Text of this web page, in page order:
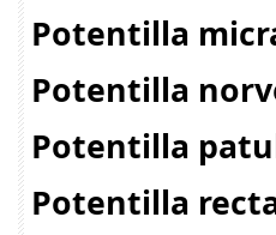
Potentilla
Potentilla
Potentilla
Potentilla